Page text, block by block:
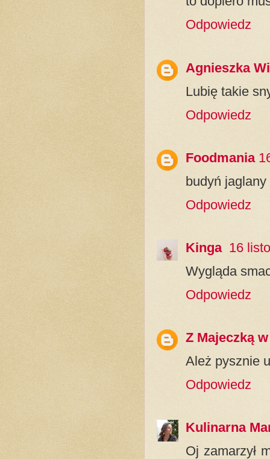
Odpowiedz
Agnieszka
Lubię takie
Odpowiedz
Foodmania
budyń
Odpowiedz
Kinga 16
Wygląda
Odpowiedz
Z Majeczką
Ależ pysznie
Odpowiedz
Kulinarna
Oj zamarzył